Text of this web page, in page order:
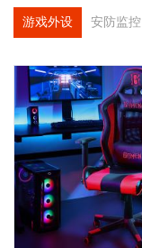
游戏外设 安防监控